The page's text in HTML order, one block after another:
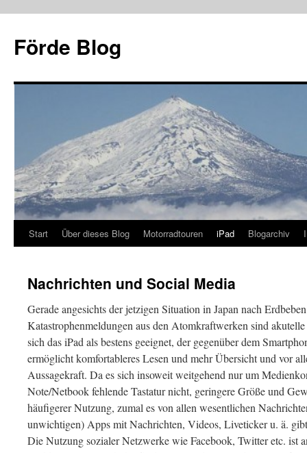
springen
Förde Blog
Start Über dieses Blog Motorradtouren iPad Blogarchiv
Nachrichten und Social Media
Gerade angesichts der jetzigen Situation in Japan nach
Katastrophenmeldungen aus den Atomkraftwerken sind
sich das iPad als bestens geeignet, der gegenüber dem
ermöglicht komfortableres Lesen und mehr Übersicht und vor
Aussagekraft. Da es sich insoweit weitgehend nur um
Note/Netbook fehlende Tastatur nicht, geringere Größe und
häufigerer Nutzung, zumal es von allen wesentlichen
unwichtigen) Apps mit Nachrichten, Videos, Liveticker u. ä.
Die Nutzung sozialer Netzwerke wie Facebook, Twitter etc. ist